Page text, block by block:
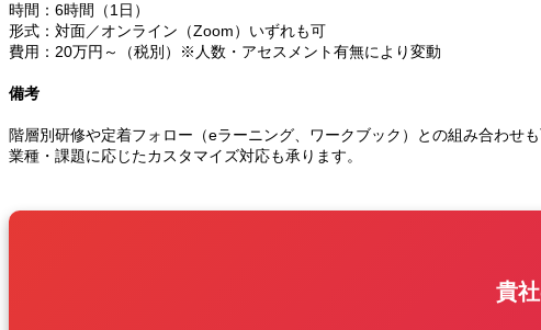
時間：6時間（1日）
形式：対面／オンライン（Zoom）いずれも可
費用：20万円～（税別）※人数・アセスメント有無により変動
備考
階層別研修や定着フォロー（eラーニング、ワークブック）との組み合わせも
業種・課題に応じたカスタマイズ対応も承ります。
貴